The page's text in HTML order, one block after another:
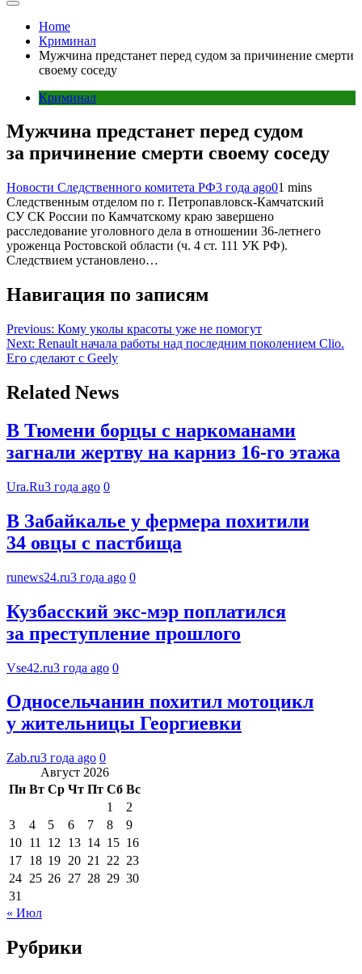
Home
Криминал
Мужчина предстанет перед судом за причинение смерти
своему соседу
Криминал
Мужчина предстанет перед судом
за причинение смерти своему соседу
Новости Следственного комитета РФ3 года ago01 mins
Следственным отделом по г. Петропавловск-Камчатский
СУ СК России по Камчатскому краю завершено
расследование уголовного дела в отношении 36-летнего
уроженца Ростовской области (ч. 4 ст. 111 УК РФ).
Следствием установлено…
Навигация по записям
Previous: Кому уколы красоты уже не помогут
Next: Renault начала работы над последним поколением Clio.
Его сделают с Geely
Related News
В Тюмени борцы с наркоманами
загнали жертву на карниз 16-го этажа
Ura.Ru3 года ago 0
В Забайкалье у фермера похитили
34 овцы с пастбища
runews24.ru3 года ago 0
Кузбасский экс-мэр поплатился
за преступление прошлого
Vse42.ru3 года ago 0
Односельчанин похитил мотоцикл
у жительницы Георгиевки
Zab.ru3 года ago 0
Август 2026
Пн Вт Ср Чт Пт Сб Вс
1
2
3
4 5 6 7 8
9
10 11 12 13 14 15 16
17 18 19 20 21 22 23
24 25 26 27 28 29 30
31
« Июл
Рубрики